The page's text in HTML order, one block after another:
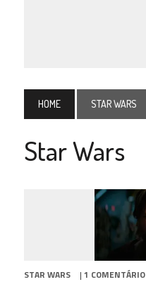
HOME STAR WARS
Star Wars
STAR WARS | 1 COMENTÁRIO